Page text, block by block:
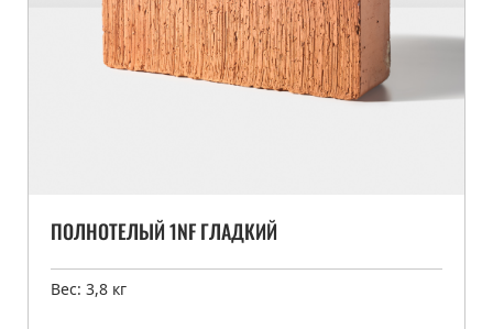
ПОЛНОТЕЛЫЙ 1NF ГЛАДКИЙ
Вес: 3,8 кг